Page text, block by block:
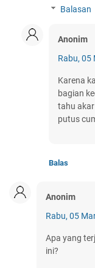
Balasan
Anonim
Rabu, 05
Karena
bagian
tahu
putus
Balas
Anonim
Rabu, 05
Apa yang
ini?